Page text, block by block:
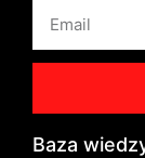
Baza